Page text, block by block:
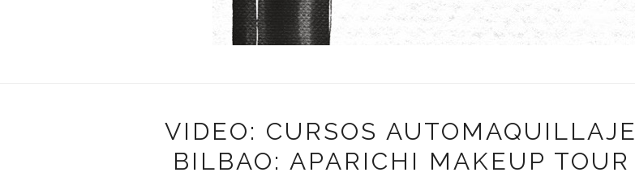
VIDEO: CURSOS AUTOMAQUILLAJE
BILBAO: APARICHI MAKEUP TOUR